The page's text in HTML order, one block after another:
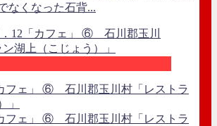
なくなった石背...
フェ」 ⑥ 石川郡玉川村「レストラ
」
フェ」 ⑥ 石川郡玉川村「レストラ